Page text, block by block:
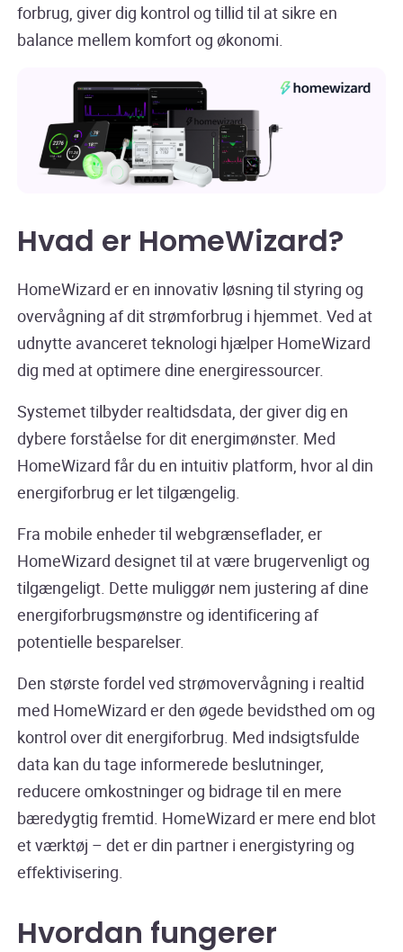
forbrug, giver dig kontrol og tillid til at sikre en
balance mellem komfort og økonomi.
Hvad er HomeWizard?
HomeWizard er en innovativ løsning til styring og
overvågning af dit strømforbrug i hjemmet. Ved at
udnytte avanceret teknologi hjælper HomeWizard
dig med at optimere dine energiressourcer.
Systemet tilbyder realtidsdata, der giver dig en
dybere forståelse for dit energimønster. Med
HomeWizard får du en intuitiv platform, hvor al din
energiforbrug er let tilgængelig.
Fra mobile enheder til webgrænseflader, er
HomeWizard designet til at være brugervenligt og
tilgængeligt. Dette muliggør nem justering af dine
energiforbrugsmønstre og identificering af
potentielle besparelser.
Den største fordel ved strømovervågning i realtid
med HomeWizard er den øgede bevidsthed om og
kontrol over dit energiforbrug. Med indsigtsfulde
data kan du tage informerede beslutninger,
reducere omkostninger og bidrage til en mere
bæredygtig fremtid. HomeWizard er mere end blot
et værktøj – det er din partner i energistyring og
effektivisering.
Hvordan fungerer